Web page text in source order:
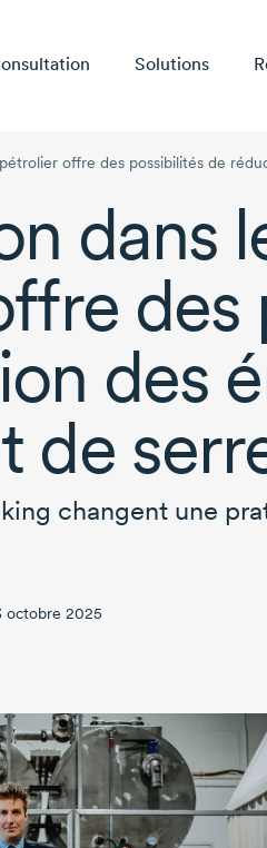
Solutions
offre des possibilités de
dans
des
des
de
changent une
octobre 2025